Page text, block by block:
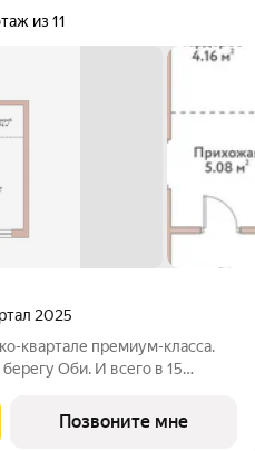
из 11
2025
квартале премиум-класса.
Оби. И всего в 15
собственный выход к
Позвоните мне